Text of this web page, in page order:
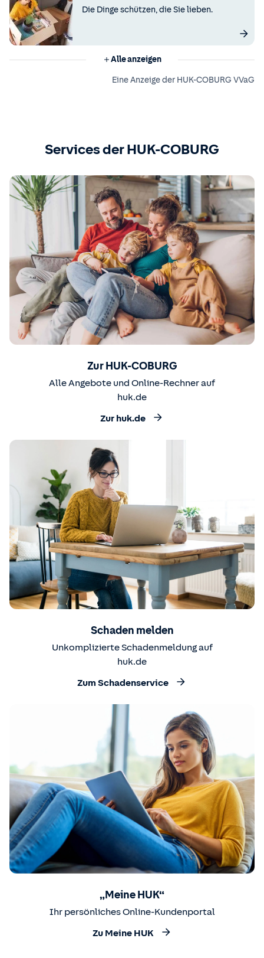
Die Dinge schützen, die Sie lieben.
Alle anzeigen
Eine Anzeige der HUK-COBURG VVaG
Services der HUK-COBURG
Zur HUK-COBURG
Alle Angebote und Online-Rechner auf
huk.de
Zur huk.de
Schaden melden
Unkomplizierte Schadenmeldung auf
huk.de
Zum Schadenservice
„Meine HUK“
Ihr persönliches Online-Kundenportal
Zu Meine HUK